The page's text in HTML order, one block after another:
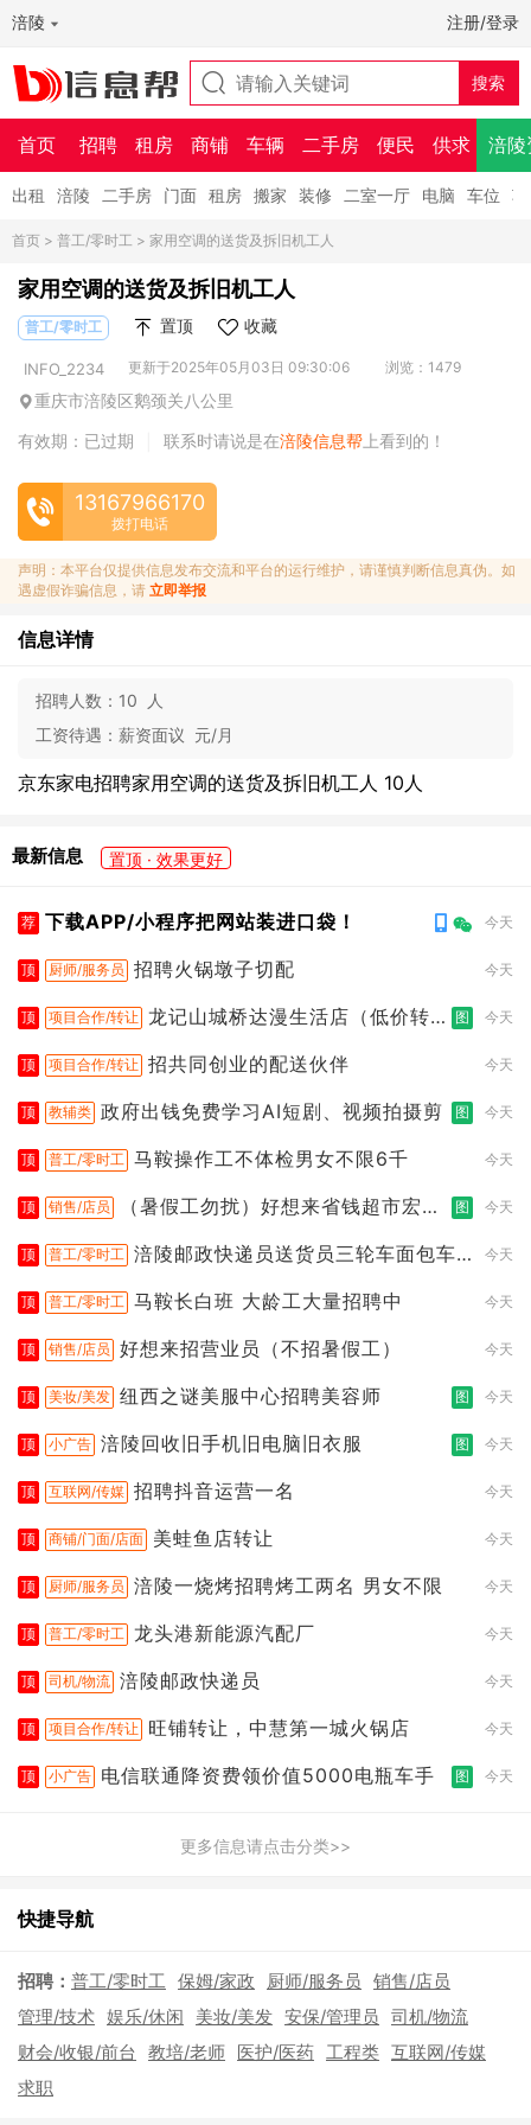
涪陵 注册/登录
首页 招聘 租房 商铺 车辆 二手房 便民 供求 涪陵
出租 涪陵 二手房 门面 租房 搬家 装修 二室一厅 电脑 车位
首页 > 普工/零时工 > 家用空调的送货及拆旧机工人
家用空调的送货及拆旧机工人
普工/零时工 置顶 收藏
INFO_2234 更新于2025年05月03日 09:30:06 浏览：1479
重庆市涪陵区鹅颈关八公里
有效期：已过期
联系时请说是在涪陵信息帮 上看到的！
13167966170
拨打电话
声明：本平台仅提供信息发布交流和平台的运行维护，请谨慎判断信息真伪。如
遇虚假诈骗信息，请 立即举报
信息详情
招聘人数： 10 人
工资待遇： 薪资面议 元/月
京东家电招聘家用空调的送货及拆旧机工人 10人
最新信息 置顶 · 效果更好
荐 下载APP/小程序把网站装进口袋！ 今天
顶 厨师/服务员 招聘火锅墩子切配 今天
顶 项目合作/转让 龙记山城桥达漫生活店（低价转
图 今天
顶 项目合作/转让 招共同创业的配送伙伴 今天
顶 教辅类 政府出钱免费学习AI短剧、视频拍摄剪 图 今天
顶 普工/零时工 马鞍操作工不体检男女不限6千 今天
顶 销售/店员
（暑假工勿扰）好想来省钱超市宏声
图 今天
顶 普工/零时工 涪陵邮政快递员送货员三轮车面包车
今天
顶 普工/零时工 马鞍长白班 大龄工大量招聘中 今天
顶 销售/店员 好想来招营业员（不招暑假工） 今天
顶 美妆/美发 纽西之谜美服中心招聘美容师 图 今天
顶 小广告 涪陵回收旧手机旧电脑旧衣服 图 今天
顶 互联网/传媒 招聘抖音运营一名 今天
顶 商铺/门面/店面 美蛙鱼店转让 今天
顶 厨师/服务员 涪陵一烧烤招聘烤工两名 男女不限 今天
顶 普工/零时工 龙头港新能源汽配厂 今天
顶 司机/物流 涪陵邮政快递员 今天
顶 项目合作/转让 旺铺转让，中慧第一城火锅店 今天
顶 小广告 电信联通降资费领价值5000电瓶车手 图 今天
更多信息请点击分类>>
快捷导航
招聘： 普工/零时工 保姆/家政 厨师/服务员 销售/店员
管理/技术 娱乐/休闲 美妆/美发 安保/管理员 司机/物流
财会/收银/前台 教培/老师 医护/医药 工程类 互联网/传媒
求职